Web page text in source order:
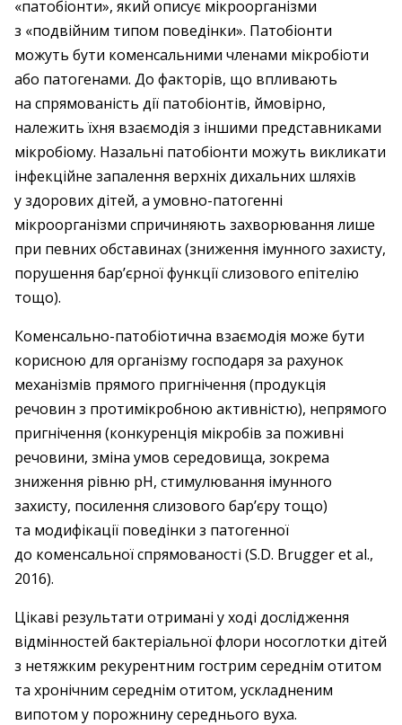
«патобіонти», який описує мікроорганізми
з «подвійним типом поведінки». Патобіонти
можуть бути коменсальними членами мікробіоти
або патогенами. До факторів, що впливають
на спрямованість дії патобіонтів, ймовірно,
належить їхня взаємодія з іншими представниками
мікробіому. Назальні патобіонти можуть викликати
інфекційне запалення верхніх дихальних шляхів
у здорових дітей, а умовно-патогенні
мікроорганізми спричиняють захворювання лише
при певних обставинах (зниження імунного захисту,
порушення бар’єрної функції слизового епітелію
тощо).
Коменсально-патобіотична взаємодія може бути
корисною для організму господаря за рахунок
механізмів прямого пригнічення (продукція
речовин з протимікробною активністю), непрямого
пригнічення (конкуренція мікробів за поживні
речовини, зміна умов середовища, зокрема
зниження рівню рН, стимулювання імунного
захисту, посилення слизового бар’єру тощо)
та модифікації поведінки з патогенної
до коменсальної спрямованості (S.D. Brugger et al.,
2016).
Цікаві результати отримані у ході дослідження
відмінностей бактеріальної флори носоглотки дітей
з нетяжким рекурентним гострим середнім отитом
та хронічним середнім отитом, ускладненим
випотом у порожнину середнього вуха.